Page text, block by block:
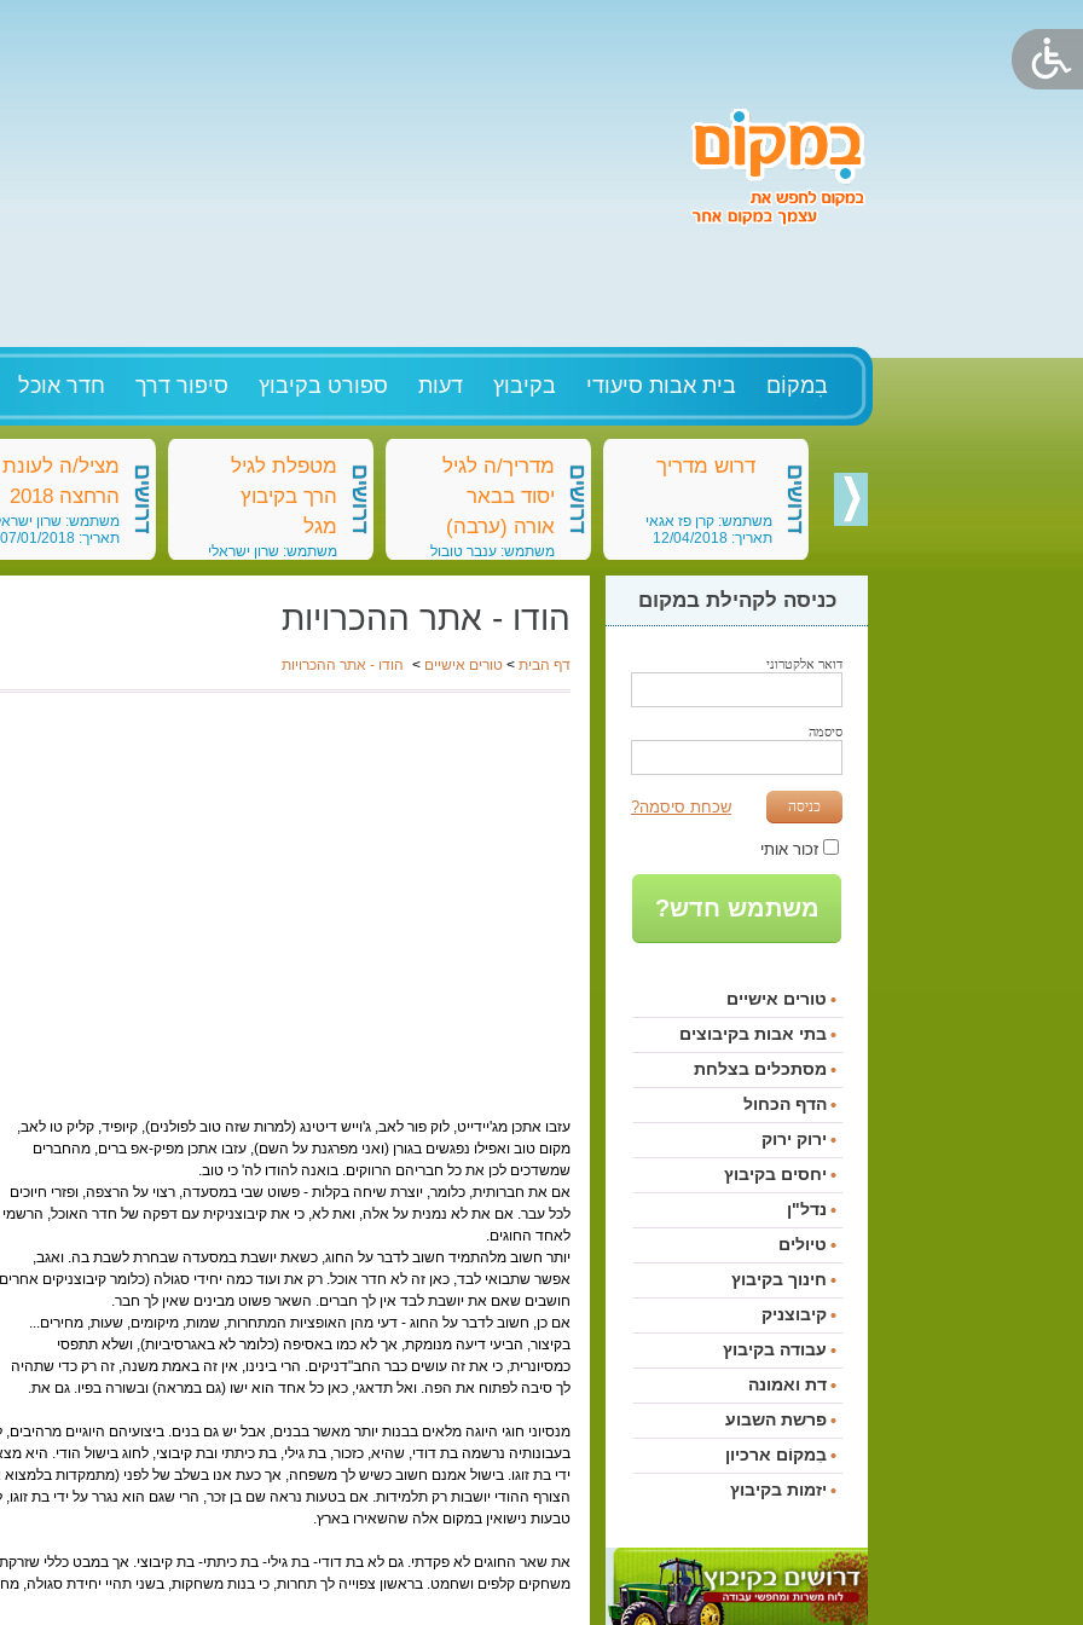
בִמקוֹם בית אבות סיעודי בקיבוץ דעות ספורט בקיבוץ סיפור דרך חדר אוכל
דרוש מדריך
משתמש: קרן פז אגאי
תאריך: 12/04/2018
דרושים
מדריך/ה לגיל
יסוד בבאר
אורה (ערבה)
משתמש: ענבר טובול
דרושים
מטפלת לגיל
הרך בקיבוץ
מגל
משתמש: שרון ישראלי
דרושים
מציל/ה לעונת
הרחצה 2018
משתמש: שרון
תאריך: 07/01/2018
דרושים
כניסה לקהילת במקום
דואר אלקטרוני
סיסמה
כניסה שכחת סיסמה?
זכור אותי
משתמש חדש?
טורים אישיים
בתי אבות בקיבוצים
מסתכלים בצלחת
הדף הכחול
ירוק ירוק
יחסים בקיבוץ
נדל"ן
טיולים
חינוך בקיבוץ
קיבוצניק
עבודה בקיבוץ
דת ואמונה
פרשת השבוע
בִמקוֹם ארכיון
יזמות בקיבוץ
הודו - אתר ההכרויות
דף הבית > טורים אישיים > הודו - אתר ההכרויות
עזבו אתכן מג'יידייט, לוק פור לאב, ג'וייש דיטינג (למרות שזה טוב לפולנים), קיופיד, קליק טו לאב,
מקום טוב ואפילו נפגשים בגורן (ואני מפרגנת על השם), עזבו אתכן מפיק-אפ ברים, מהחברים
שמשדכים לכן את כל חבריהם הרווקים. בואנה להודו לה' כי טוב.
אם את חברותית, כלומר, יוצרת שיחה בקלות - פשוט שבי במסעדה, רצוי על הרצפה, ופזרי חיוכים
לכל עבר. אם את לא נמנית על אלה, ואת לא, כי את קיבוצניקית עם דפקה של חדר האוכל, הרשמי
לאחד החוגים.
יותר חשוב מלהתמיד חשוב לדבר על החוג, כשאת יושבת במסעדה שבחרת לשבת בה. ואגב,
אפשר שתבואי לבד, כאן זה לא חדר אוכל. רק את ועוד כמה יחידי סגולה (כלומר קיבוצניקים
חושבים שאם את יושבת לבד אין לך חברים. השאר פשוט מבינים שאין לך חבר.
אם כן, חשוב לדבר על החוג - דעי מהן האופציות המתחרות, שמות, מיקומים, שעות, מחירים...
בקיצור, הביעי דיעה מנומקת, אך לא כמו באסיפה (כלומר לא באגרסיביות), ושלא תתפסי
כמסיונרית, כי את זה עושים כבר החב"דניקים. הרי בינינו, אין זה באמת משנה, זה רק כדי שתהיה
לך סיבה לפתוח את הפה. ואל תדאגי, כאן כל אחד הוא ישו (גם במראה) ובשורה בפיו. גם את.
מנסיוני חוגי היוגה מלאים בבנות יותר מאשר בבנים, אבל יש גם בנים. ביצועיהם היוגיים
בעבונותיה נרשמה בת דודי, שהיא, כזכור, בת גילי, בת כיתתי ובת קיבוצי, לחוג בישול הודי.
ידי בת זוגו. בישול אמנם חשוב כשיש לך משפחה, אך כעת אנו בשלב של לפני (מתמקדות בלמצוא
הצורף ההודי יושבות רק תלמידות. אם בטעות נראה שם בן זכר, הרי שגם הוא נגרר על ידי בת
טבעות נישואין במקום אלה שהשאירו בארץ.
את שאר החוגים לא פקדתי. גם לא בת דודי- בת גילי- בת כיתתי- בת קיבוצי. אך במבט כללי
משחקים קלפים ושחמט. בראשון צפוייה לך תחרות, כי בנות משחקות, בשני תהיי יחידת סגולה,